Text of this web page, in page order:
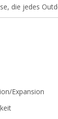
die jedes
Expansion